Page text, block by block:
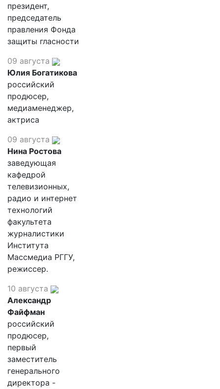
президент,
председатель
правления Фонда
защиты гласности
09 августа
Юлия Богатикова
российский
продюсер,
медиаменеджер,
актриса
09 августа
Нина Ростова
заведующая
кафедрой
телевизионных,
радио и интернет
технологий
факультета
журналистики
Института
Массмедиа РГГУ,
режиссер.
10 августа
Александр
Файфман
российский
продюсер,
первый
заместитель
генерального
директора -